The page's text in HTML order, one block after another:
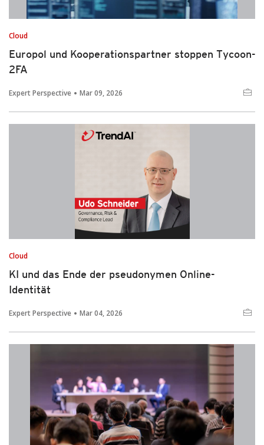
Cloud
Europol und Kooperationspartner stoppen Tycoon-
2FA
Expert Perspective Mar 09, 2026
Cloud
KI und das Ende der pseudonymen Online-
Identität
Expert Perspective Mar 04, 2026